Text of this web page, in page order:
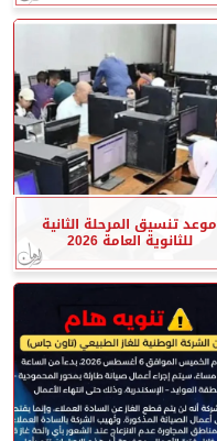
موعد تنسيق المرحلة الثانية
للثانوية العامة 2026